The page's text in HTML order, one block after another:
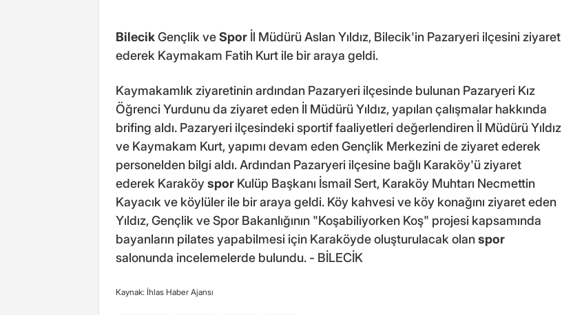
BilecikGençlik veSpor İl Müdürü Aslan Yıldız, Bilecik'in Pazaryeri ilçesini ziyaret
ederek Kaymakam Fatih Kurt ile bir araya geldi.
Kaymakamlık ziyaretinin ardından Pazaryeri ilçesinde bulunan Pazaryeri Kız
Öğrenci Yurdunu da ziyaret eden İl Müdürü Yıldız, yapılan çalışmalar hakkında
brifing aldı. Pazaryeri ilçesindeki sportif faaliyetleri değerlendiren İl Müdürü Yıldız
ve Kaymakam Kurt, yapımı devam eden Gençlik Merkezini de ziyaret ederek
personelden bilgi aldı. Ardından Pazaryeri ilçesine bağlı Karaköy'ü ziyaret
ederek Karaköyspor Kulüp Başkanı İsmail Sert, Karaköy Muhtarı Necmettin
Kayacık ve köylüler ile bir araya geldi. Köy kahvesi ve köy konağını ziyaret eden
Yıldız, Gençlik ve Spor Bakanlığının "Koşabiliyorken Koş" projesi kapsamında
bayanların pilates yapabilmesi için Karaköyde oluşturulacak olanspor
salonunda incelemelerde bulundu. - BİLECİK
Kaynak: İhlas Haber Ajansı